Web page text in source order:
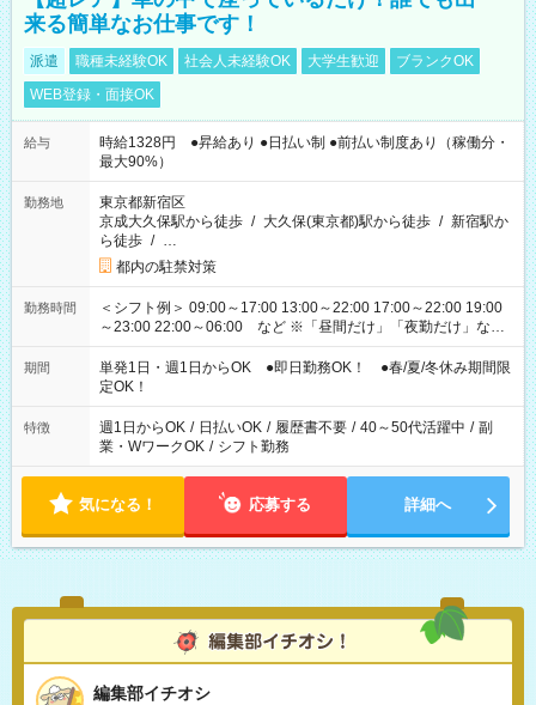
来る簡単なお仕事です！
派遣 職種未経験OK 社会人未経験OK 大学生歓迎
ブランクOK
WEB登録・面接OK
給与
時給1328円 ●昇給あり ●日払い制 ●前払い制度あり（稼働分・
最大90%）
勤務地
東京都新宿区
京成大久保駅から徒歩 / 大久保(東京都)駅から徒歩 / 新宿駅か
ら徒歩 / …
都内の駐禁対策
勤務時間
＜シフト例＞ 09:00～17:00 13:00～22:00 17:00～22:00 19:00
～23:00 22:00～06:00 など ※「昼間だけ」「夜勤だけ」など
の希望OK
期間
単発1日・週1日からOK ●即日勤務OK！ ●春/夏/冬休み期間限
定OK！
特徴 週1日からOK / 日払いOK / 履歴書不要 / 40～50代活躍中 / 副
業・WワークOK / シフト勤務
気になる！ 応募する 詳細へ
編集部イチオシ